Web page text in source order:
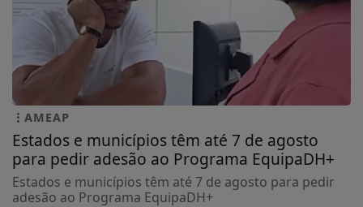
AMEAP
Estados e municípios têm até 7 de agosto
para pedir adesão ao Programa EquipaDH+
Estados e municípios têm até 7 de agosto para pedir
adesão ao Programa EquipaDH+